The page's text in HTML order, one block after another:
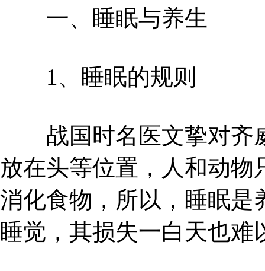
一、睡眠与养生
1、睡眠的规则
战国时名医文挚对齐
放在头等位置，人和动
消化食物，所以，睡眠是
睡觉，其损失一白天也难